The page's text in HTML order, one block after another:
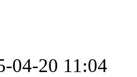
04-20 11:04